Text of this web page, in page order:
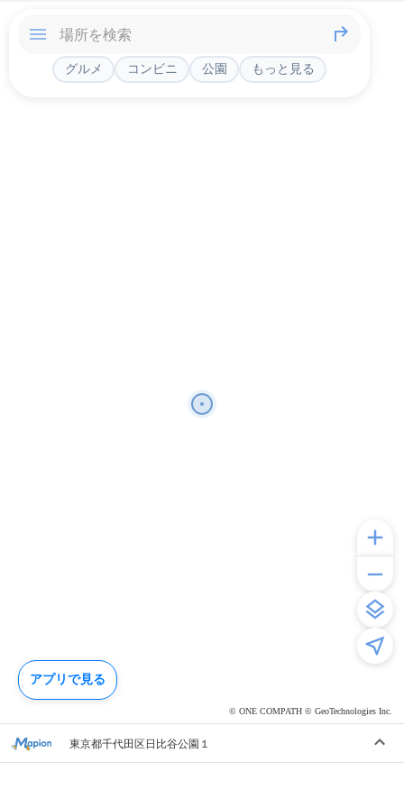
© ONE COMPATH © GeoTechnologies Inc.
グルメ コンビニ 公園 もっと見る
東京都千代田区日比谷公園１
アプリで見る